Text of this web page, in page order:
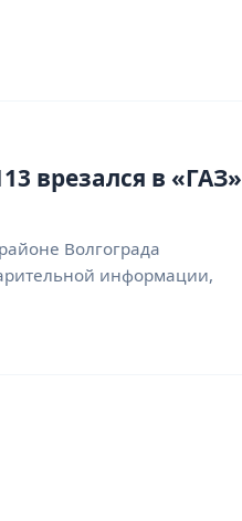
врезался в «ГАЗ»
Волгограда
информации,